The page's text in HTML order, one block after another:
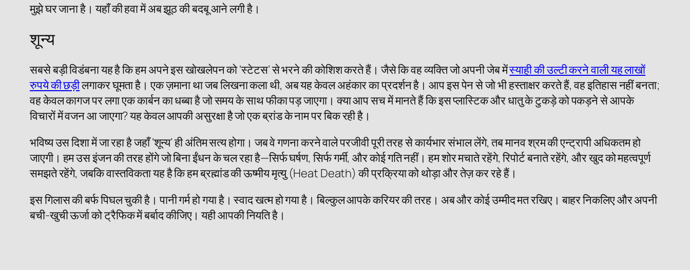
मुझे घर जाना है। यहाँ की हवा में अब झूठ की बदबू आने लगी है।
शून्य
सबसे बड़ी विडंबना यह है कि हम अपने इस खोखलेपन को ‘स्टेटस’ से भरने की कोशिश करते हैं। जैसे कि वह व्यक्ति जो अपनी जेब मेंस्याही की उल्टी करने वाली यह लाखों
रुपये की छड़ीलगाकर घूमता है। एक ज़माना था जब लिखना कला थी, अब यह केवल अहंकार का प्रदर्शन है। आप इस पेन से जो भी हस्ताक्षर करते हैं, वह इतिहास नहीं बनता;
वह केवल कागज पर लगा एक कार्बन का धब्बा है जो समय के साथ फीका पड़ जाएगा। क्या आप सच में मानते हैं कि इस प्लास्टिक और धातु के टुकड़े को पकड़ने से आपके
विचारों में वजन आ जाएगा? यह केवल आपकी असुरक्षा है जो एक ब्रांड के नाम पर बिक रही है।
भविष्य उस दिशा में जा रहा है जहाँ ‘शून्य’ ही अंतिम सत्य होगा। जब वे गणना करने वाले परजीवी पूरी तरह से कार्यभार संभाल लेंगे, तब मानव श्रम की एन्ट्रापी अधिकतम हो
जाएगी। हम उस इंजन की तरह होंगे जो बिना ईंधन के चल रहा है—सिर्फ घर्षण, सिर्फ गर्मी, और कोई गति नहीं। हम शोर मचाते रहेंगे, रिपोर्ट बनाते रहेंगे, और खुद को महत्वपूर्ण
समझते रहेंगे, जबकि वास्तविकता यह है कि हम ब्रह्मांड की ऊष्मीय मृत्यु (Heat Death) की प्रक्रिया को थोड़ा और तेज़ कर रहे हैं।
इस गिलास की बर्फ पिघल चुकी है। पानी गर्म हो गया है। स्वाद खत्म हो गया है। बिल्कुल आपके करियर की तरह। अब और कोई उम्मीद मत रखिए। बाहर निकलिए और अपनी
बची-खुची ऊर्जा को ट्रैफिक में बर्बाद कीजिए। यही आपकी नियति है।